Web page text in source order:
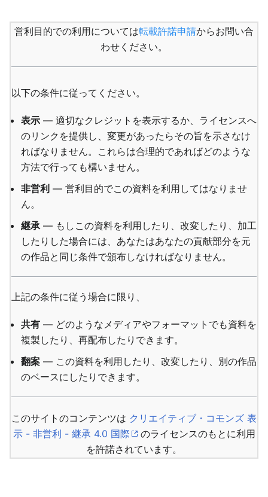
営利目的での利用については転載許諾申請からお問い合
わせください。
以下の条件に従ってください。
表示 — 適切なクレジットを表示するか、ライセンスへ
のリンクを提供し、変更があったらその旨を示さなけ
ればなりません。これらは合理的であればどのような
方法で行っても構いません。
非営利 — 営利目的でこの資料を利用してはなりませ
ん。
継承— もしこの資料を利用したり、改変したり、加工
したりした場合には、あなたはあなたの貢献部分を元
の作品と同じ条件で頒布しなければなりません。
上記の条件に従う場合に限り、
共有 — どのようなメディアやフォーマットでも資料を
複製したり、再配布したりできます。
翻案 — この資料を利用したり、改変したり、別の作品
のベースにしたりできます。
このサイトのコンテンツは クリエイティブ・コモンズ 表
示 - 非営利 - 継承 4.0 国際
のライセンスのもとに利用
を許諾されています。